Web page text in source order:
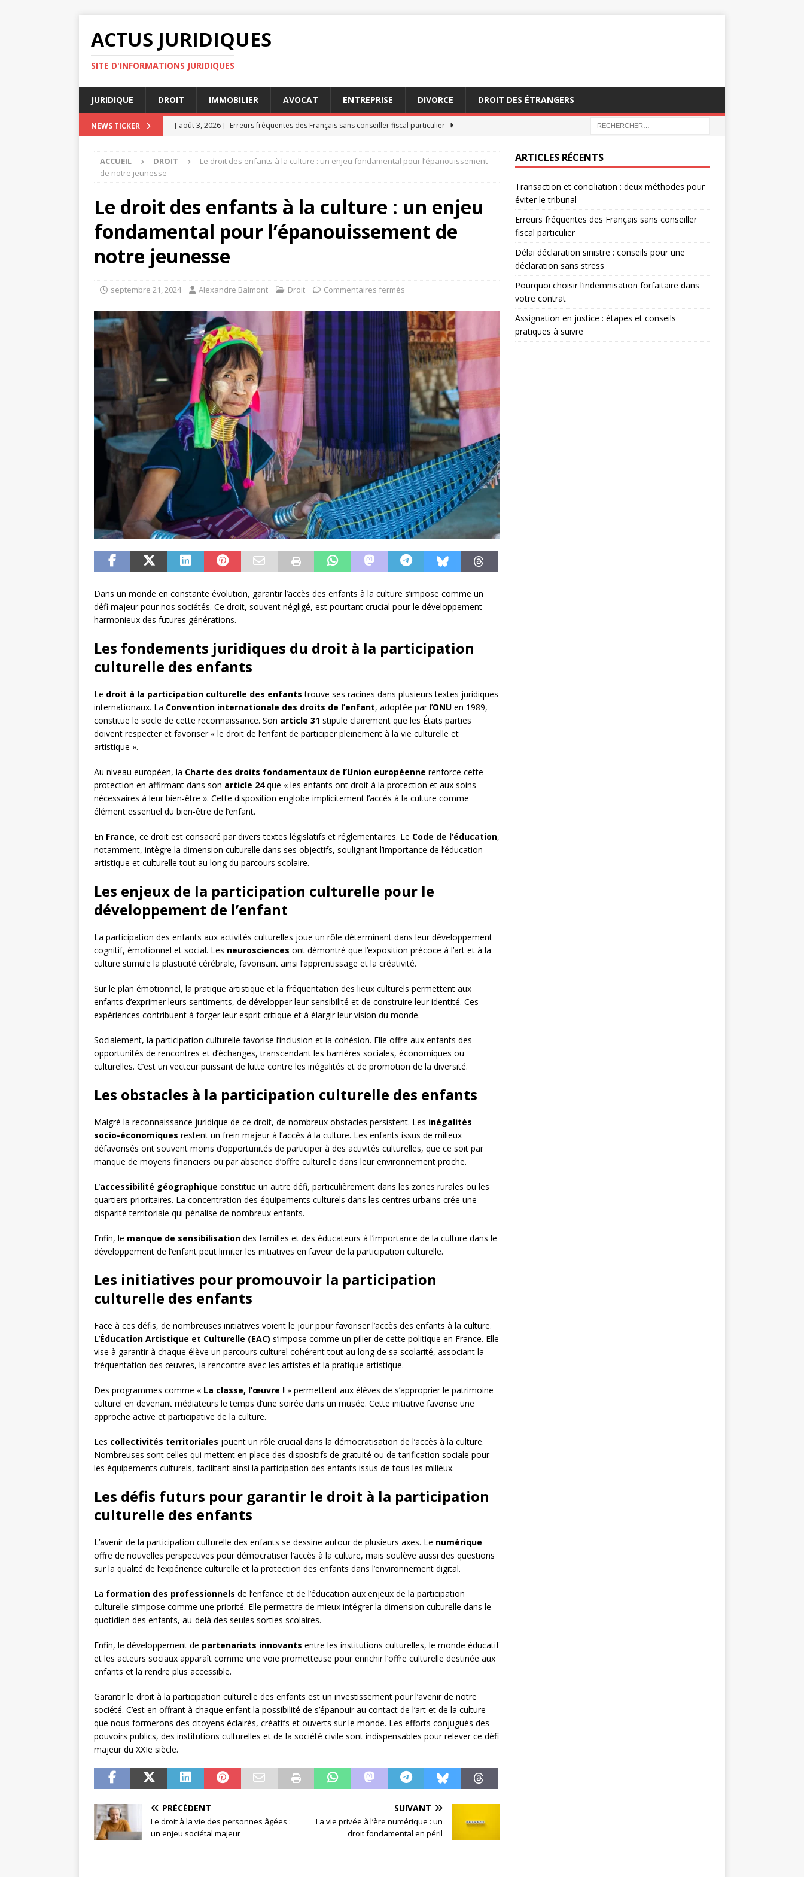
ACTUS JURIDIQUES
SITE D'INFORMATIONS JURIDIQUES
JURIDIQUE DROIT IMMOBILIER AVOCAT ENTREPRISE DIVORCE DROIT DES ÉTRANGERS
NEWS TICKER [ août 3, 2026 ] Erreurs fréquentes des Français sans conseiller fiscal particulier
[ août 3, 2026 ] Délai déclaration sinistre : conseils pour une déclaration sans stress
[ juillet 31, 2026 ]
Pourquoi choisir l’indemnisation forfaitaire dans votre contrat
JURIDIQUE
JURIDIQUE
ACCUEIL DROIT
Le droit des enfants à la culture : un enjeu fondamental pour l’épanouissement
de notre jeunesse
Le droit des enfants à la culture : un enjeu
fondamental pour l’épanouissement de
notre jeunesse
septembre 21, 2024 Alexandre Balmont Droit Commentaires fermés
Dans un monde en constante évolution, garantir l’accès des enfants à la culture s’impose comme un
défi majeur pour nos sociétés. Ce droit, souvent négligé, est pourtant crucial pour le développement
harmonieux des futures générations.
Les fondements juridiques du droit à la participation
culturelle des enfants
Le droit à la participation culturelle des enfants trouve ses racines dans plusieurs textes juridiques
internationaux. La Convention internationale des droits de l’enfant, adoptée par l’ONU en 1989,
constitue le socle de cette reconnaissance. Son article 31 stipule clairement que les États parties
doivent respecter et favoriser « le droit de l’enfant de participer pleinement à la vie culturelle et
artistique ».
Au niveau européen, la Charte des droits fondamentaux de l’Union européenne renforce cette
protection en affirmant dans son article 24que « les enfants ont droit à la protection et aux soins
nécessaires à leur bien-être ». Cette disposition englobe implicitement l’accès à la culture comme
élément essentiel du bien-être de l’enfant.
En France, ce droit est consacré par divers textes législatifs et réglementaires. Le Code de l’éducation,
notamment, intègre la dimension culturelle dans ses objectifs, soulignant l’importance de l’éducation
artistique et culturelle tout au long du parcours scolaire.
Les enjeux de la participation culturelle pour le
développement de l’enfant
La participation des enfants aux activités culturelles joue un rôle déterminant dans leur développement
cognitif, émotionnel et social. Les neurosciences ont démontré que l’exposition précoce à l’art et à la
culture stimule la plasticité cérébrale, favorisant ainsi l’apprentissage et la créativité.
Sur le plan émotionnel, la pratique artistique et la fréquentation des lieux culturels permettent aux
enfants d’exprimer leurs sentiments, de développer leur sensibilité et de construire leur identité. Ces
expériences contribuent à forger leur esprit critique et à élargir leur vision du monde.
Socialement, la participation culturelle favorise l’inclusion et la cohésion. Elle offre aux enfants des
opportunités de rencontres et d’échanges, transcendant les barrières sociales, économiques ou
culturelles. C’est un vecteur puissant de lutte contre les inégalités et de promotion de la diversité.
Les obstacles à la participation culturelle des enfants
Malgré la reconnaissance juridique de ce droit, de nombreux obstacles persistent. Les inégalités
socio-économiques restent un frein majeur à l’accès à la culture. Les enfants issus de milieux
défavorisés ont souvent moins d’opportunités de participer à des activités culturelles, que ce soit par
manque de moyens financiers ou par absence d’offre culturelle dans leur environnement proche.
L’accessibilité géographique constitue un autre défi, particulièrement dans les zones rurales ou les
quartiers prioritaires. La concentration des équipements culturels dans les centres urbains crée une
disparité territoriale qui pénalise de nombreux enfants.
Enfin, le manque de sensibilisation des familles et des éducateurs à l’importance de la culture dans le
développement de l’enfant peut limiter les initiatives en faveur de la participation culturelle.
Les initiatives pour promouvoir la participation
culturelle des enfants
Face à ces défis, de nombreuses initiatives voient le jour pour favoriser l’accès des enfants à la culture.
L’Éducation Artistique et Culturelle (EAC) s’impose comme un pilier de cette politique en France. Elle
vise à garantir à chaque élève un parcours culturel cohérent tout au long de sa scolarité, associant la
fréquentation des œuvres, la rencontre avec les artistes et la pratique artistique.
Des programmes comme « La classe, l’œuvre ! » permettent aux élèves de s’approprier le patrimoine
culturel en devenant médiateurs le temps d’une soirée dans un musée. Cette initiative favorise une
approche active et participative de la culture.
Les collectivités territoriales jouent un rôle crucial dans la démocratisation de l’accès à la culture.
Nombreuses sont celles qui mettent en place des dispositifs de gratuité ou de tarification sociale pour
les équipements culturels, facilitant ainsi la participation des enfants issus de tous les milieux.
Les défis futurs pour garantir le droit à la participation
culturelle des enfants
L’avenir de la participation culturelle des enfants se dessine autour de plusieurs axes. Le numérique
offre de nouvelles perspectives pour démocratiser l’accès à la culture, mais soulève aussi des questions
sur la qualité de l’expérience culturelle et la protection des enfants dans l’environnement digital.
La formation des professionnels de l’enfance et de l’éducation aux enjeux de la participation
culturelle s’impose comme une priorité. Elle permettra de mieux intégrer la dimension culturelle dans le
quotidien des enfants, au-delà des seules sorties scolaires.
Enfin, le développement de partenariats innovants entre les institutions culturelles, le monde éducatif
et les acteurs sociaux apparaît comme une voie prometteuse pour enrichir l’offre culturelle destinée aux
enfants et la rendre plus accessible.
Garantir le droit à la participation culturelle des enfants est un investissement pour l’avenir de notre
société. C’est en offrant à chaque enfant la possibilité de s’épanouir au contact de l’art et de la culture
que nous formerons des citoyens éclairés, créatifs et ouverts sur le monde. Les efforts conjugués des
pouvoirs publics, des institutions culturelles et de la société civile sont indispensables pour relever ce défi
majeur du XXIe siècle.
PRÉCÉDENT
Le droit à la vie des personnes âgées :
un enjeu sociétal majeur
SUIVANT
La vie privée à l’ère numérique : un
droit fondamental en péril
ARTICLES RÉCENTS
Transaction et conciliation : deux méthodes pour
éviter le tribunal
Erreurs fréquentes des Français sans conseiller
fiscal particulier
Délai déclaration sinistre : conseils pour une
déclaration sans stress
Pourquoi choisir l’indemnisation forfaitaire dans
votre contrat
Assignation en justice : étapes et conseils
pratiques à suivre